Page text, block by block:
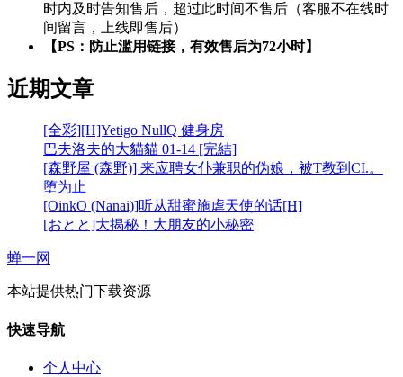
时内及时告知售后，超过此时间不售后（客服不在线时
间留言，上线即售后）
【PS：防止滥用链接，有效售后为72小时】
近期文章
[全彩][H]Yetigo NullQ 健身房
巴夫洛夫的大貓貓 01-14 [完結]
[森野屋 (森野)] 来应聘女仆兼职的伪娘，被T教到CI.。
堕为止
[OinkO (Nanai)]听从甜蜜施虐天使的话[H]
[おとと]大揭秘！大朋友的小秘密
蝉一网
本站提供热门下载资源
快速导航
个人中心